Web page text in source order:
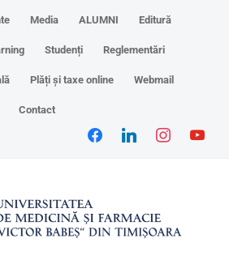
Media ALUMNI Editură
Studenți Reglementări
Plăți și taxe online Webmail
Contact